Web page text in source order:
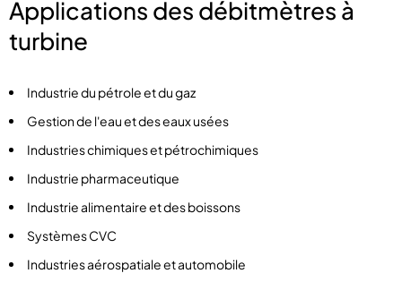
Applications des débitmètres à
turbine
Industrie du pétrole et du gaz
Gestion de l'eau et des eaux usées
Industries chimiques et pétrochimiques
Industrie pharmaceutique
Industrie alimentaire et des boissons
Systèmes CVC
Industries aérospatiale et automobile